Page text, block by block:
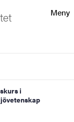
Meny
i